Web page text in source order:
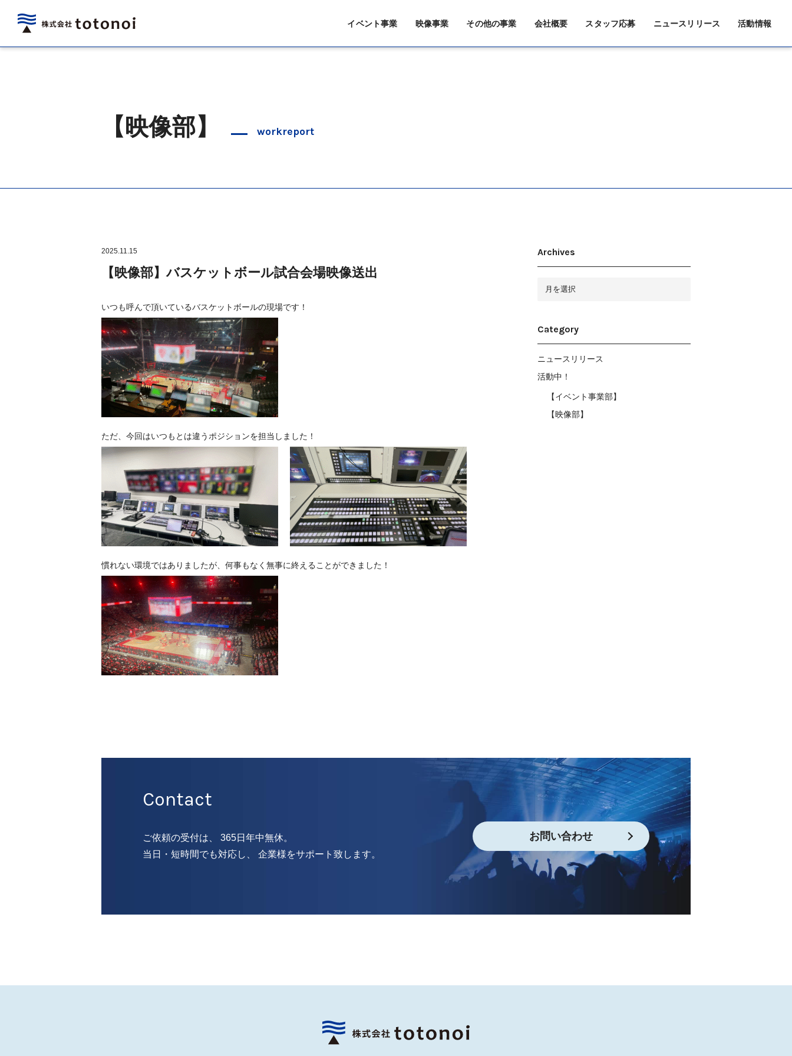
イベント事業 映像事業 その他の事業 会社概要 スタッフ応募 ニュースリリース 活動情報
【映像部】 workreport
2025.11.15
【映像部】バスケットボール試合会場映像送出
いつも呼んで頂いているバスケットボールの現場です！
ただ、今回はいつもとは違うポジションを担当しました！
慣れない環境ではありましたが、何事もなく無事に終えることができました！
Archives
Category
ニュースリリース
活動中！
【イベント事業部】
【映像部】
Contact
ご依頼の受付は、 365日年中無休。
当日・短時間でも対応し、 企業様をサポート致します。
お問い合わせ